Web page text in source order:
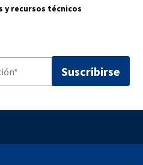
recursos técnicos